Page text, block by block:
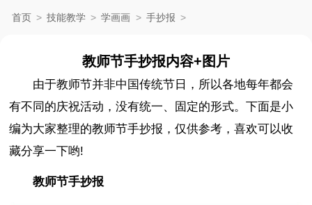
首页 > 技能教学 > 学画画 > 手抄报 >
教师节手抄报内容+图片
由于教师节并非中国传统节日，所以各地每年都会
有不同的庆祝活动，没有统一、固定的形式。下面是小
编为大家整理的教师节手抄报，仅供参考，喜欢可以收
藏分享一下哟!
教师节手抄报